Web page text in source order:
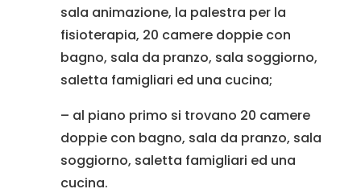
sala animazione, la palestra per la
fisioterapia, 20 camere doppie con
bagno, sala da pranzo, sala soggiorno,
saletta famigliari ed una cucina;
– al piano primo si trovano 20 camere
doppie con bagno, sala da pranzo, sala
soggiorno, saletta famigliari ed una
cucina.